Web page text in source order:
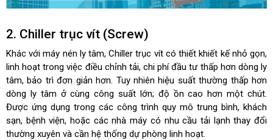
2. Chiller trục vít (Screw)
Khác với máy nén ly tâm, Chiller trục vít có thiết khiết kế nhỏ gọn,
linh hoạt trong việc điều chỉnh tải, chi phí đầu tư thấp hơn dòng ly
tâm, bảo trì đơn giản hơn. Tuy nhiên hiệu suất thường thấp hơn
dòng ly tâm ở cùng công suất lớn; độ ồn cao hơn một chút.
Được ứng dụng trong các công trình quy mô trung bình, khách
sạn, bệnh viện, hoặc các nhà máy có nhu cầu tải lạnh thay đổi
thường xuyên và cần hệ thống dự phòng linh hoạt.